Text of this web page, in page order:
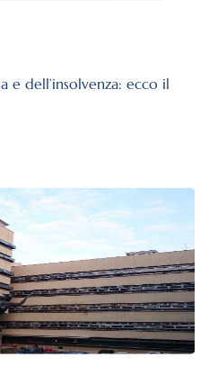
e dell’insolvenza: ecco il